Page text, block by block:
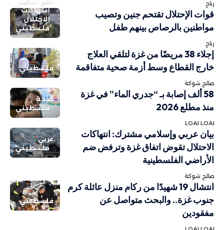
رباح
انتهاكات
الاحتلال
فلسطيني
قوات الإحتلال تقتحم جنين وتصيب
مواطنين بالرصاص بينهم طفل
رباح
فلسطيني
إجلاء 38 مريضًا من غزة لتلقي العلاج
خارج القطاع وسط أزمة صحية متفاقمة
صالح شوكة
صحة
فلسطيني
58 ألف إصابة بـ “جدري الماء” في غزة
منذ مطلع 2026
LOAI LOAI
عربي
فلسطيني
بيان عربي وإسلامي مشترك: انتهاكات
الاحتلال تقوض اتفاق غزة وترفض ضم
الأراضي الفلسطينية
صالح شوكة
فلسطيني
انتشال 19 شهيدًا من ركام منزل عائلة كرم
جنوب غزة.. والبحث متواصل عن
مفقودين